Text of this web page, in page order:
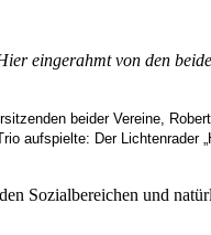
eingerahmt von den
beider Vereine,
aufspielte: Der
Sozialbereichen und